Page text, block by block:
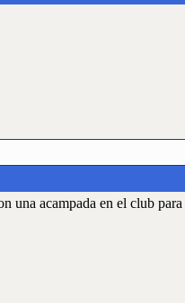
acampada en el club